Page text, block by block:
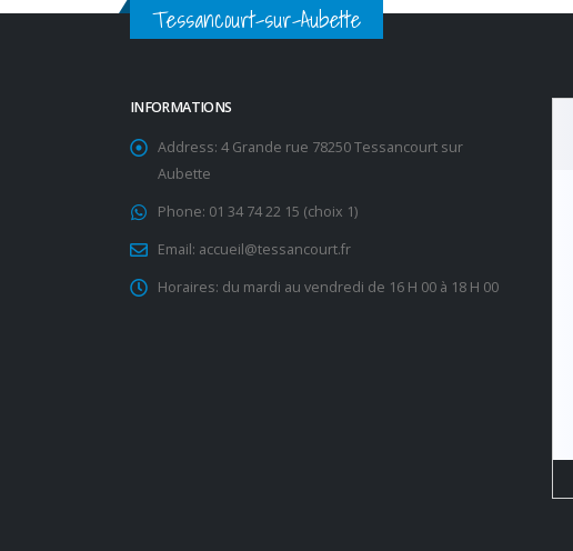
Tessancourt-sur-Aubette
INFORMATIONS
Address: 4 Grande rue 78250 Tessancourt sur
Aubette
Phone: 01 34 74 22 15 (choix 1)
Email: accueil@tessancourt.fr
Horaires: du mardi au vendredi de 16 H 00 à 18 H 00